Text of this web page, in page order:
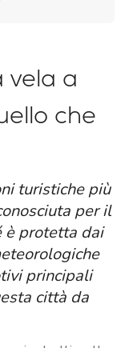
vela a
che
turistiche più
per il
è protetta dai
principali
città da